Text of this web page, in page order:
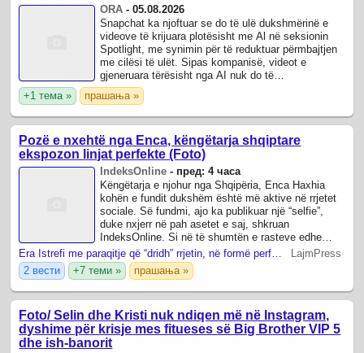
ORA -05.08.2026
Snapchat ka njoftuar se do të ulë dukshmërinë e
videove të krijuara plotësisht me Al në seksionin
Spotlight, me synimin për të reduktuar përmbajtjen
me cilësi të ulët. Sipas kompanisë, videot e
gjeneruara tërësisht nga AI nuk do të
rekomandohen më në Spotlight.
+1 тема » прашања »
Pozë e nxehtë nga Enca, këngëtarja shqiptare
ekspozon linjat perfekte (Foto)
IndeksOnline - пред: 4 часа
Këngëtarja e njohur nga Shqipëria, Enca Haxhia
kohën e fundit dukshëm është më aktive në rrjetet
sociale. Së fundmi, ajo ka publikuar një “selfie”,
duke nxjerr në pah asetet e saj, shkruan
IndeksOnline. Si në të shumtën e rasteve edhe
këtë herë, Enca duket kaq provokative.
Era Istrefi me paraqitje që “dridh” rrjetin, në formë perfekte ekspozon linjat trupore
LajmPress
2 вести
+7 теми » прашања »
Foto/ Selin dhe Kristi nuk ndiqen më në Instagram,
dyshime për krisje mes fitueses së Big Brother VIP 5
dhe ish-banorit